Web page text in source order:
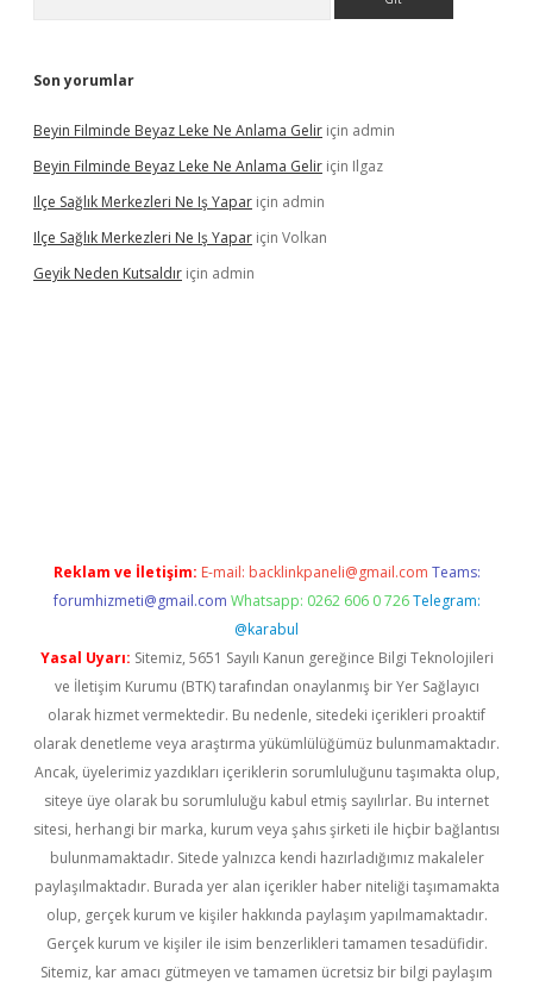
Son yorumlar
Beyin Filminde Beyaz Leke Ne Anlama Gelir için admin
Beyin Filminde Beyaz Leke Ne Anlama Gelir için Ilgaz
Ilçe Sağlık Merkezleri Ne Iş Yapar için admin
Ilçe Sağlık Merkezleri Ne Iş Yapar için Volkan
Geyik Neden Kutsaldır için admin
Reklam ve İletişim: E-mail: backlinkpaneli@gmail.com Teams:
forumhizmeti@gmail.com Whatsapp: 0262 606 0 726 Telegram:
@karabul
Yasal Uyarı: Sitemiz, 5651 Sayılı Kanun gereğince Bilgi Teknolojileri
ve İletişim Kurumu (BTK) tarafından onaylanmış bir Yer Sağlayıcı
olarak hizmet vermektedir. Bu nedenle, sitedeki içerikleri proaktif
olarak denetleme veya araştırma yükümlülüğümüz bulunmamaktadır.
Ancak, üyelerimiz yazdıkları içeriklerin sorumluluğunu taşımakta olup,
siteye üye olarak bu sorumluluğu kabul etmiş sayılırlar. Bu internet
sitesi, herhangi bir marka, kurum veya şahıs şirketi ile hiçbir bağlantısı
bulunmamaktadır. Sitede yalnızca kendi hazırladığımız makaleler
paylaşılmaktadır. Burada yer alan içerikler haber niteliği taşımamakta
olup, gerçek kurum ve kişiler hakkında paylaşım yapılmamaktadır.
Gerçek kurum ve kişiler ile isim benzerlikleri tamamen tesadüfidir.
Sitemiz, kar amacı gütmeyen ve tamamen ücretsiz bir bilgi paylaşım